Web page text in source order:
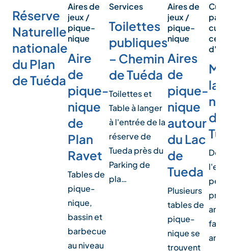
Réserve
Naturelle
nationale
du Plan
de Tuéda
Aires de
jeux /
pique-
nique
Aire
de
pique-
nique
de
Plan
Ravet
Tables de
pique-
nique,
bassin et
barbecue
au niveau
Services
Toilettes
publiques
– Chemin
de Tuéda
Toilettes et
Table à langer
à l'entrée de la
réserve de
Tueda près du
Parking de
pla…
Aires de
jeux /
pique-
nique
Aires
de
pique-
nique
autour
du Lac
de
Tueda
Plusieurs
tables de
pique-
nique se
trouvent
la
du